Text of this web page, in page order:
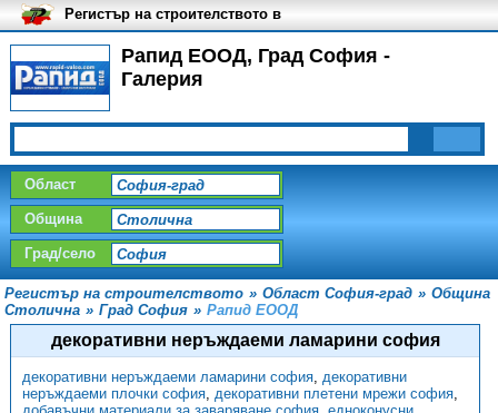
Рапид ЕООД, Град София -
Галерия
Регистър на строителството в
България
Област
Община
Град/село
Регистър на строителството » Област София-град » Община
Столична » Град София » Рапид ЕООД
декоративни неръждаеми ламарини софия
декоративни неръждаеми ламарини софия, декоративни
неръждаеми плочки софия, декоративни плетени мрежи софия,